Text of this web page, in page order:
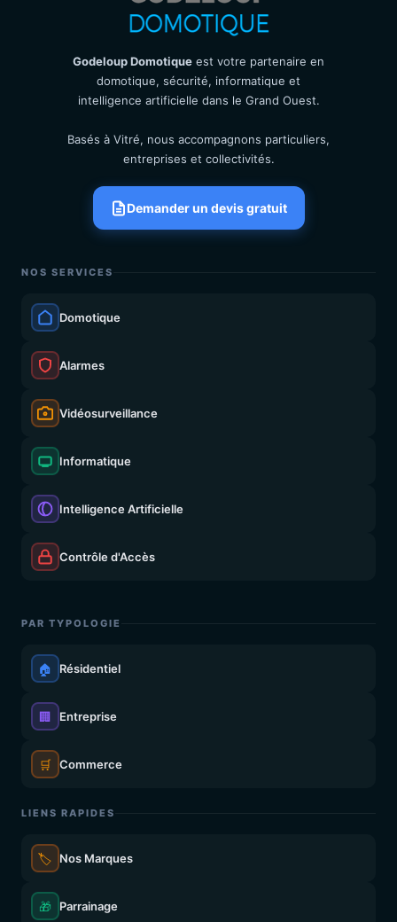
Godeloup Domotique est votre partenaire en
domotique, sécurité, informatique et
intelligence artificielle dans le Grand Ouest.
Basés à Vitré, nous accompagnons particuliers,
entreprises et collectivités.
Demander un devis gratuit
NOS SERVICES
Domotique
Alarmes
Vidéosurveillance
Informatique
Intelligence Artificielle
Contrôle d'Accès
PAR TYPOLOGIE
🏠 Résidentiel
🏢 Entreprise
🛒 Commerce
LIENS RAPIDES
🏷️ Nos Marques
🎁 Parrainage